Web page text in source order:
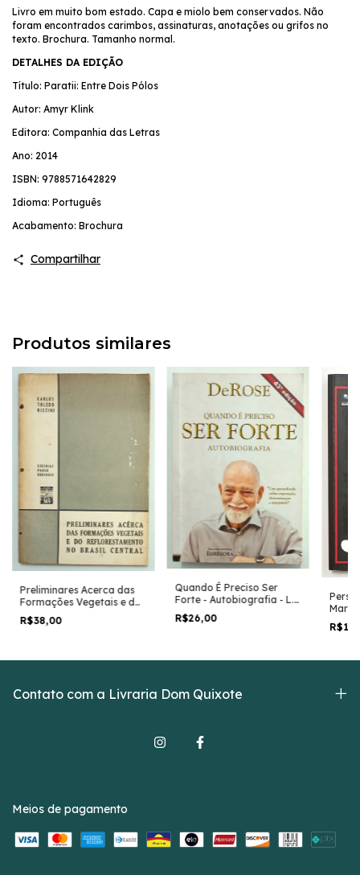
Livro em muito bom estado. Capa e miolo bem conservados. Não
foram encontrados carimbos, assinaturas, anotações ou grifos no
texto. Brochura. Tamanho normal.
DETALHES DA EDIÇÃO
Título: Paratii: Entre Dois Pólos
Autor: Amyr Klink
Editora: Companhia das Letras
Ano: 2014
ISBN: 9788571642829
Idioma: Português
Acabamento: Brochura
Compartilhar
Produtos similares
Preliminares Acerca das
Formações Vegetais e do
Reflorestamento no Brasil
Central - Carlos Toledo
R$38,00
Quando É Preciso Ser
Forte - Autobiografia - L.
S. A. Derose
R$26,00
Contato com a Livraria Dom Quixote
Meios de pagamento